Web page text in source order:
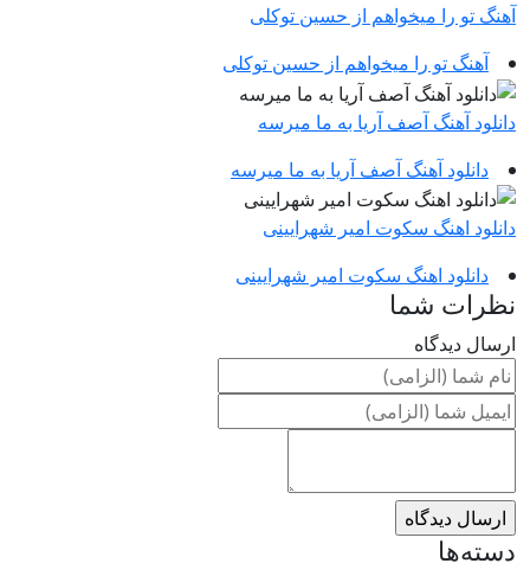
آهنگ تو را میخواهم از حسین توکلی
آهنگ تو را میخواهم از حسین توکلی
دانلود آهنگ آصف آریا به ما میرسه
دانلود آهنگ آصف آریا به ما میرسه
دانلود اهنگ سکوت امیر شهرایینی
دانلود اهنگ سکوت امیر شهرایینی
نظرات شما
ارسال دیدگاه
دسته‌ها